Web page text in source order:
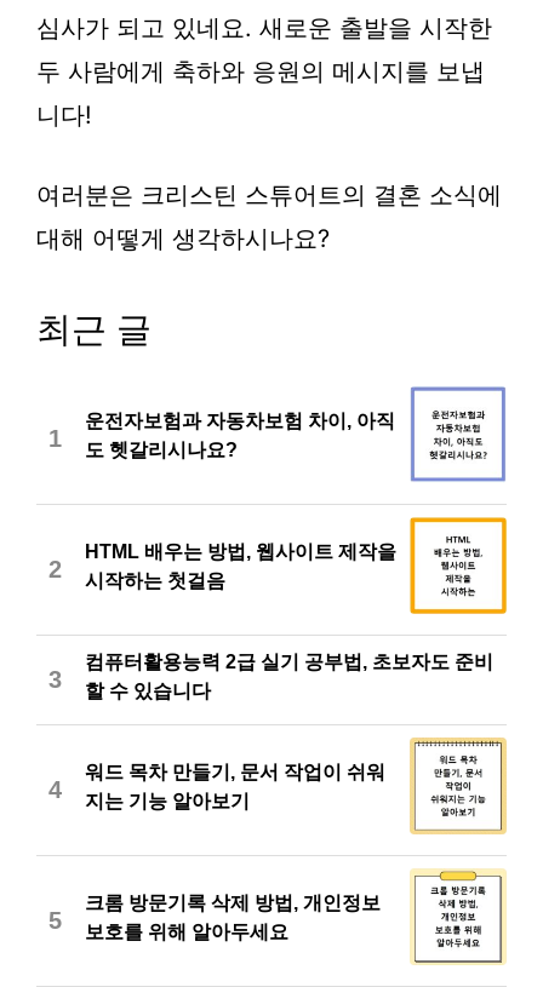
심사가 되고 있네요. 새로운 출발을 시작한
두 사람에게 축하와 응원의 메시지를 보냅
니다!
여러분은 크리스틴 스튜어트의 결혼 소식에
대해 어떻게 생각하시나요?
최근 글
1
운전자보험과 자동차보험 차이, 아직
도 헷갈리시나요?
2
HTML 배우는 방법, 웹사이트 제작을
시작하는 첫걸음
3
컴퓨터활용능력 2급 실기 공부법, 초보자도 준비
할 수 있습니다
4
워드 목차 만들기, 문서 작업이 쉬워
지는 기능 알아보기
5
크롬 방문기록 삭제 방법, 개인정보
보호를 위해 알아두세요